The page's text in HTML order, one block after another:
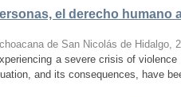
el derecho humano
de San Nicolás de Hidalgo,
a severe crisis of
and its consequences, have